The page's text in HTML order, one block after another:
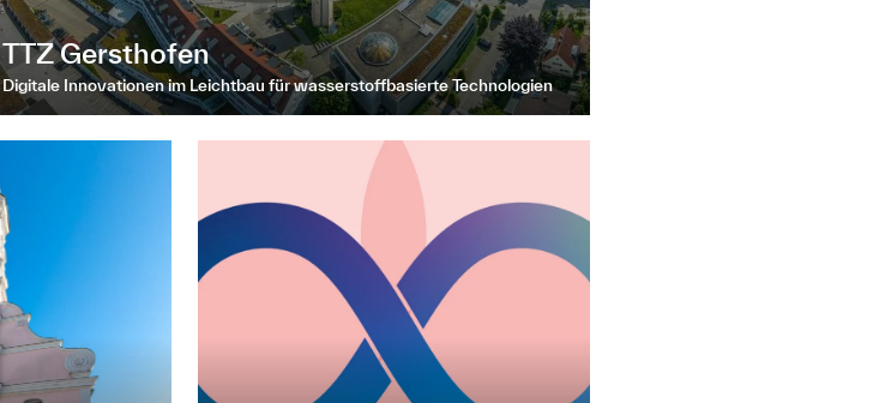
TTZ Gersthofen
Digitale Innovationen im Leichtbau für wasserstoffbasierte Technologien